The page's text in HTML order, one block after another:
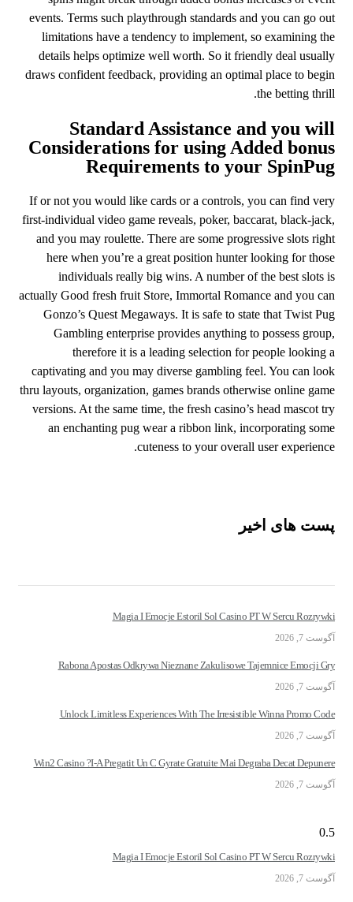
events. Terms such playthrough standards and you can go out
limitations have a tendency to implement, so examining the
details helps optimize well worth. So it friendly deal usually
draws confident feedback, providing an optimal place to begin
the betting thrill.
Standard Assistance and you will
Considerations for using Added bonus
Requirements to your SpinPug
If or not you would like cards or a controls, you can find very
first-individual video game reveals, poker, baccarat, black-jack,
and you may roulette. There are some progressive slots right
here when you’re a great position hunter looking for those
individuals really big wins. A number of the best slots is
actually Good fresh fruit Store, Immortal Romance and you can
Gonzo’s Quest Megaways. It is safe to state that Twist Pug
Gambling enterprise provides anything to possess group,
therefore it is a leading selection for people looking a
captivating and you may diverse gambling feel. You can look
thru layouts, organization, games brands otherwise online game
versions. At the same time, the fresh casino’s head mascot try
an enchanting pug wear a ribbon link, incorporating some
cuteness to your overall user experience.
پست های اخیر
Magia I Emocje Estoril Sol Casino PT W Sercu Rozrywki
آگوست 7, 2026
Rabona Apostas Odkrywa Nieznane Zakulisowe Tajemnice Emocji Gry
آگوست 7, 2026
Unlock Limitless Experiences With The Irresistible Winna Promo Code
آگوست 7, 2026
Win2 Casino ?i-A Pregatit Un C Gyrate Gratuite Mai Degraba Decat Depunere
آگوست 7, 2026
Magia I Emocje Estoril Sol Casino PT W Sercu Rozrywki
آگوست 7, 2026